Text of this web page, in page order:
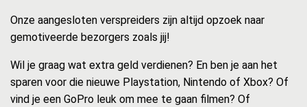
Onze aangesloten verspreiders zijn altijd opzoek naar
gemotiveerde bezorgers zoals jij!
Wil je graag wat extra geld verdienen? En ben je aan het
sparen voor die nieuwe Playstation, Nintendo of Xbox? Of
vind je een GoPro leuk om mee te gaan filmen? Of